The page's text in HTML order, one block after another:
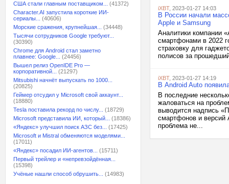
США стали главным поставщиком...
(41372)
Character.AI запустила короткие ИИ-
сериалы...
(40606)
Морские сражения, крупнейшая...
(34448)
Тысячи сотрудников Google требуют...
(30390)
Chrome для Android стал заметно
плавнее: Google...
(24456)
Вышел релиз OpenIDE Pro —
корпоративной...
(21297)
Mitsubishi начнёт выпускать по 1000...
(20825)
Геймер отсудил у Microsoft свой аккаунт...
(18880)
Tesla поставила рекорд по числу...
(18729)
Microsoft представила ИИ, который...
(18386)
«Яндекс» улучшил поиск АЗС без...
(17425)
Microsoft и Mistral обменяются моделями...
(17011)
«Яндекс» посадил ИИ-агентов...
(15711)
Первый трейлер и «непревзойдённая...
(15398)
Учёные нашли способ обрушить...
(14983)
iXBT, 2023-01-27 14:03
В России начали
Apple и Samsung
Аналитики компании
смартфонами в 2022
страховку для
полисов за
iXBT, 2023-01-27 14:19
В Android Auto
В последние
жаловаться на
выводится надпись
смартфонов и версий
проблема не...